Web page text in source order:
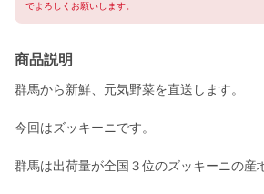
でよろしくお願いします。
商品説明
群馬から新鮮、元気野菜を直送します。
今回はズッキーニです。
群馬は出荷量が全国３位のズッキーニの産